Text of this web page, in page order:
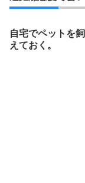
自宅でペットを
えておく。